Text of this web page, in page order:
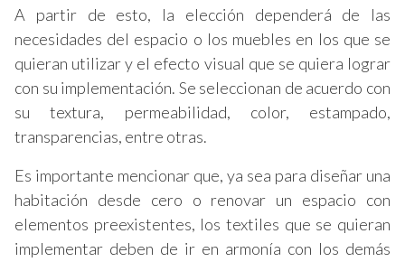
A partir de esto, la elección dependerá de las
necesidades del espacio o los muebles en los que se
quieran utilizar y el efecto visual que se quiera lograr
con su implementación. Se seleccionan de acuerdo con
su textura, permeabilidad, color, estampado,
transparencias, entre otras.
Es importante mencionar que, ya sea para diseñar una
habitación desde cero o renovar un espacio con
elementos preexistentes, los textiles que se quieran
implementar deben de ir en armonía con los demás